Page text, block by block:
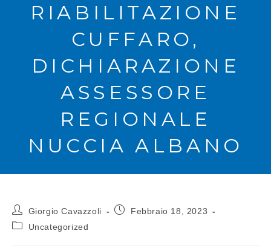
RIABILITAZIONE
CUFFARO,
DICHIARAZIONE
ASSESSORE
REGIONALE
NUCCIA ALBANO
Giorgio Cavazzoli
Febbraio 18, 2023
Uncategorized